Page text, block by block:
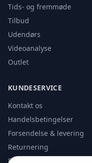
Tids- og fremmøde
Tilbud
Udendørs
Videoanalyse
Outlet
KUNDESERVICE
Kontakt os
Handelsbetingelser
Forsendelse & levering
Returnering
Privatlivspolitik